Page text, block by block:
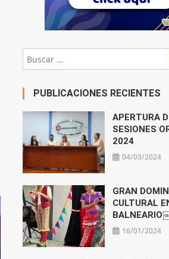
PUBLICACIONES RECIENTES
APERTURA
SESIONES
2024
04/03/2024
GRAN
CULTURAL
16/01/2024